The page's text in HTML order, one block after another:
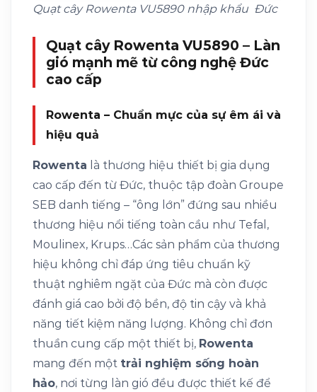
Quạt cây Rowenta VU5890 nhập khẩu Đức
Quạt cây Rowenta VU5890 – Làn
gió mạnh mẽ từ công nghệ Đức
cao cấp
Rowenta – Chuẩn mực của sự êm ái và
hiệu quả
Rowenta là thương hiệu thiết bị gia dụng
cao cấp đến từ Đức, thuộc tập đoàn Groupe
SEB danh tiếng – “ông lớn” đứng sau nhiều
thương hiệu nổi tiếng toàn cầu như Tefal,
Moulinex, Krups…Các sản phẩm của thương
hiệu không chỉ đáp ứng tiêu chuẩn kỹ
thuật nghiêm ngặt của Đức mà còn được
đánh giá cao bởi độ bền, độ tin cậy và khả
năng tiết kiệm năng lượng. Không chỉ đơn
thuần cung cấp một thiết bị, Rowenta
mang đến một trải nghiệm sống hoàn
hảo, nơi từng làn gió đều được thiết kế để